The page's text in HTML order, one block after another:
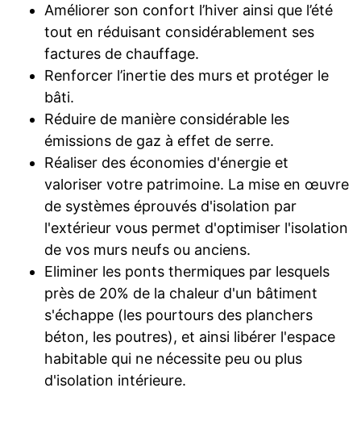
Améliorer son confort l’hiver ainsi que l’été
tout en réduisant considérablement ses
factures de chauffage.
Renforcer l’inertie des murs et protéger le
bâti.
Réduire de manière considérable les
émissions de gaz à effet de serre.
Réaliser des économies d'énergie et
valoriser votre patrimoine. La mise en œuvre
de systèmes éprouvés d'isolation par
l'extérieur vous permet d'optimiser l'isolation
de vos murs neufs ou anciens.
Eliminer les ponts thermiques par lesquels
près de 20% de la chaleur d'un bâtiment
s'échappe (les pourtours des planchers
béton, les poutres), et ainsi libérer l'espace
habitable qui ne nécessite peu ou plus
d'isolation intérieure.